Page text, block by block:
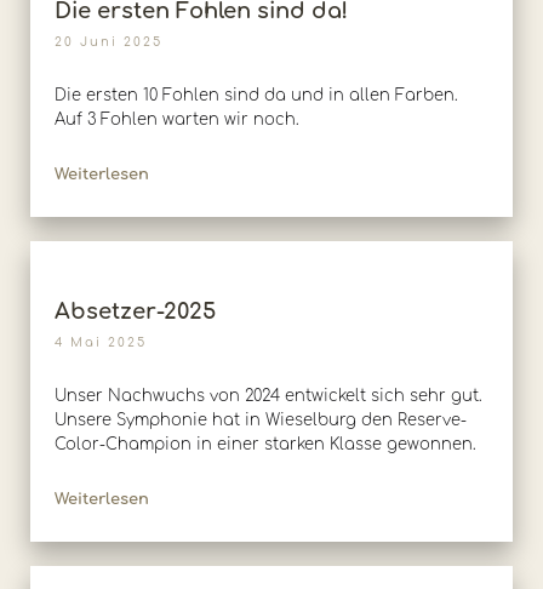
Die ersten Fohlen sind da!
20 Juni 2025
Die ersten 10 Fohlen sind da und in allen Farben.
Auf 3 Fohlen warten wir noch.
Weiterlesen
Absetzer-2025
4 Mai 2025
Unser Nachwuchs von 2024 entwickelt sich sehr gut.
Unsere Symphonie hat in Wieselburg den Reserve-
Color-Champion in einer starken Klasse gewonnen.
Weiterlesen